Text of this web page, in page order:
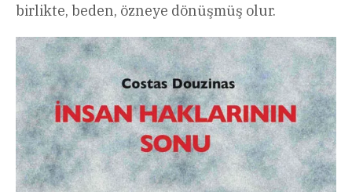
birlikte, beden, özneye dönüşmüş olur.